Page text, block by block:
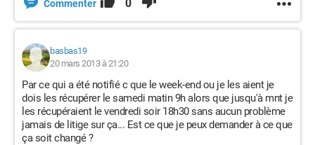
Commenter 0
basbas19
20 mars 2013 à 21:20
Par ce qui a été notifié c que le week-end ou je les aient je
dois les récupérer le samedi matin 9h alors que jusqu'à mnt je
les récupéraient le vendredi soir 18h30 sans aucun problème
jamais de litige sur ça... Est ce que je peux demander à ce que
ça soit changé ?